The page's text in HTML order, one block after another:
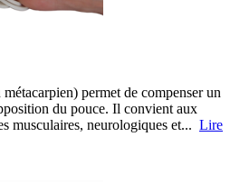
permet de compenser un
du pouce. Il convient aux
musculaires, neurologiques et... Lire